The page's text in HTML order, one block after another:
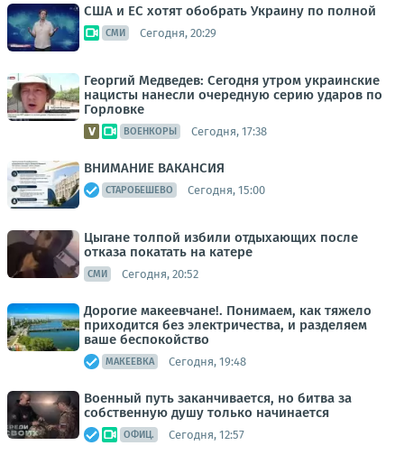
США и ЕС хотят обобрать Украину по полной
СМИ Сегодня, 20:29
Георгий Медведев: Сегодня утром украинские
нацисты нанесли очередную серию ударов по
Горловке
ВОЕНКОРЫ Сегодня, 17:38
ВНИМАНИЕ ВАКАНСИЯ
СТАРОБЕШЕВО Сегодня, 15:00
Цыгане толпой избили отдыхающих после
отказа покатать на катере
СМИ Сегодня, 20:52
Дорогие макеевчане!. Понимаем, как тяжело
приходится без электричества, и разделяем
ваше беспокойство
МАКЕЕВКА Сегодня, 19:48
Военный путь заканчивается, но битва за
собственную душу только начинается
ОФИЦ. Сегодня, 12:57